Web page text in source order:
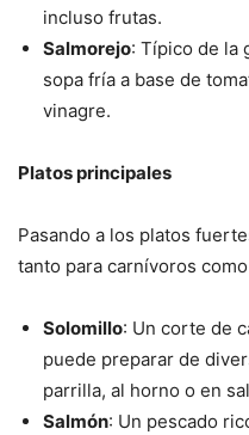
incluso frutas.
Salmorejo: Típico de la
sopa fría a base de
vinagre.
Platos principales
Pasando a los platos
tanto para carnívoros
Solomillo: Un corte de
puede preparar de
parrilla, al horno o en
Salmón: Un pescado